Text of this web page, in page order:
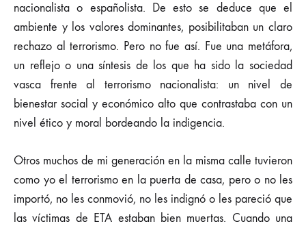
nacionalista o españolista. De esto se deduce que el
ambiente y los valores dominantes, posibilitaban un claro
rechazo al terrorismo. Pero no fue así. Fue una metáfora,
un reflejo o una síntesis de los que ha sido la sociedad
vasca frente al terrorismo nacionalista: un nivel de
bienestar social y económico alto que contrastaba con un
nivel ético y moral bordeando la indigencia.
Otros muchos de mi generación en la misma calle tuvieron
como yo el terrorismo en la puerta de casa, pero o no les
importó, no les conmovió, no les indignó o les pareció que
las víctimas de ETA estaban bien muertas. Cuando una